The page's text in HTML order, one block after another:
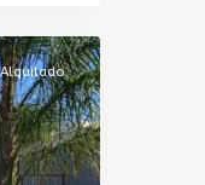
Alquilado